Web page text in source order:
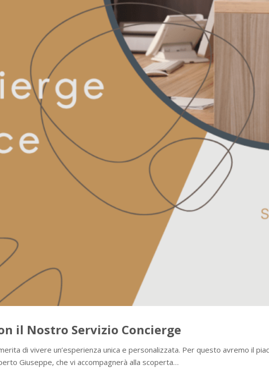
il Nostro Servizio Concierge
di vivere un’esperienza unica e personalizzata. Per questo avremo il
Giuseppe, che vi accompagnerà alla scoperta…